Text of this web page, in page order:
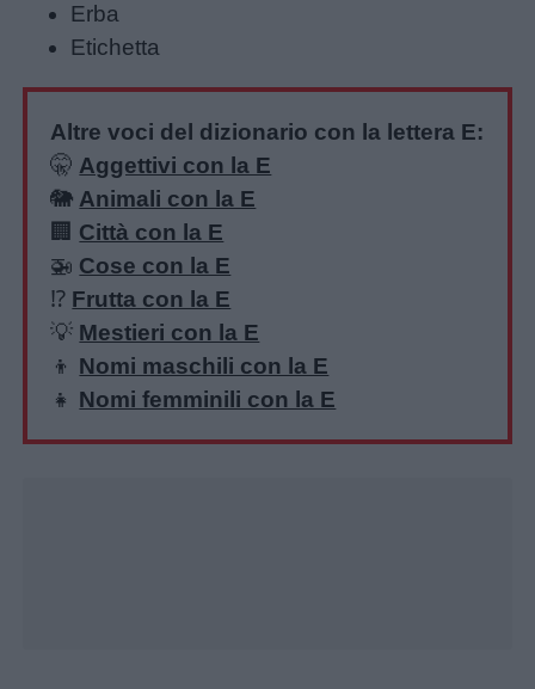
Home
Erba
Etichetta
Altre voci del dizionario con la lettera E:
🤫 Aggettivi con la E
🐘 Animali con la E
🏢 Città con la E
🚁 Cose con la E
⁉️ Frutta con la E
💡 Mestieri con la E
👦 Nomi maschili con la E
👧 Nomi femminili con la E